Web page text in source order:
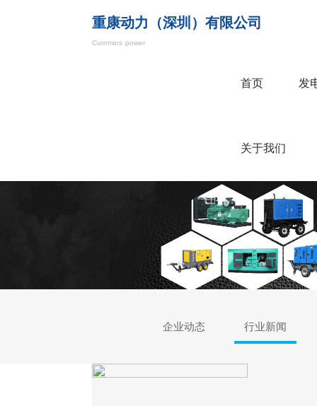
重康动力（深圳）有限公司
Cummins power
首页 发
关于我们
企业动态 行业新闻